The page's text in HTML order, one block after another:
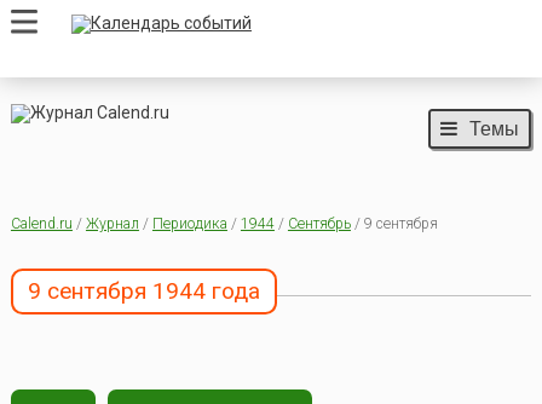
Темы
Calend.ru / Журнал / Периодика / 1944/ Сентябрь/ 9 сентября
9 сентября 1944 года